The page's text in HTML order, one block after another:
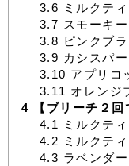
3.6 ミルクテ
3.7 スモーキ
3.8 ピンクブ
3.9 カシスパ
3.10 アプリコ
3.11 オレンジ
4 【ブリーチ２
4.1
ミルクテ
4.2 ミルクテ
4.3 ラベンダ